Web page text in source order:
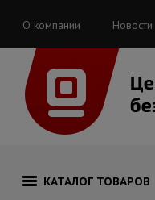
О компании Новости
КАТАЛОГ ТОВАРОВ